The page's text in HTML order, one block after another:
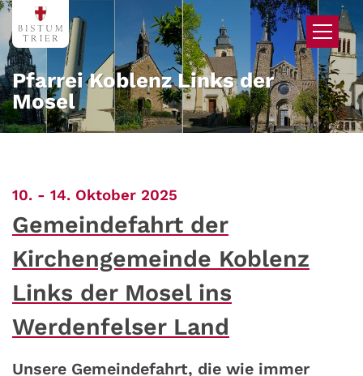
Zum Inhalt springen
Pfarrei Koblenz Links der
Mosel
10. - 14. Oktober 2025
Gemeindefahrt der
Kirchengemeinde Koblenz
Links der Mosel ins
Werdenfelser Land
Unsere Gemeindefahrt, die wie immer